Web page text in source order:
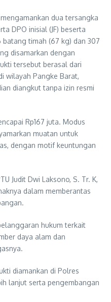
dua tersangka
DPO inisial (JF) beserta
batang timah (67 kg) dan 307
disamarkan dengan
tersebut berasal dari
wilayah Pangke Barat,
diangkut tanpa izin resmi
Rp167 juta. Modus
muatan untuk
dengan motif keuntungan
Judit Dwi Laksono, S. Tr. K,
dalam memberantas
hukum terkait
daya alam dan
diamankan di Polres
lanjut serta pengembangan